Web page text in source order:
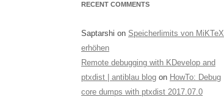
RECENT COMMENTS
Saptarshi on Speicherlimits von MiKTeX
erhöhen
Remote debugging with KDevelop and
ptxdist | antiblau blog on HowTo: Debug
core dumps with ptxdist 2017.07.0